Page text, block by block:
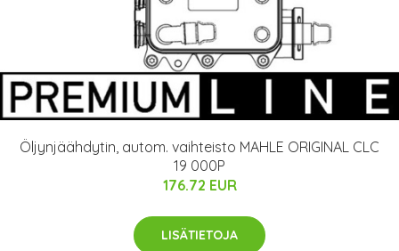
Öljynjäähdytin, autom. vaihteisto MAHLE ORIGINAL CLC
19 000P
176.72 EUR
LISÄTIETOJA